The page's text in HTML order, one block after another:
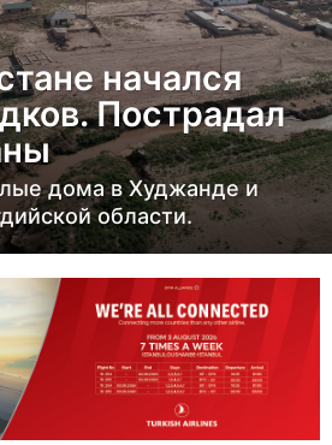
начался
Пострадал
дома в Худжанде и
области.